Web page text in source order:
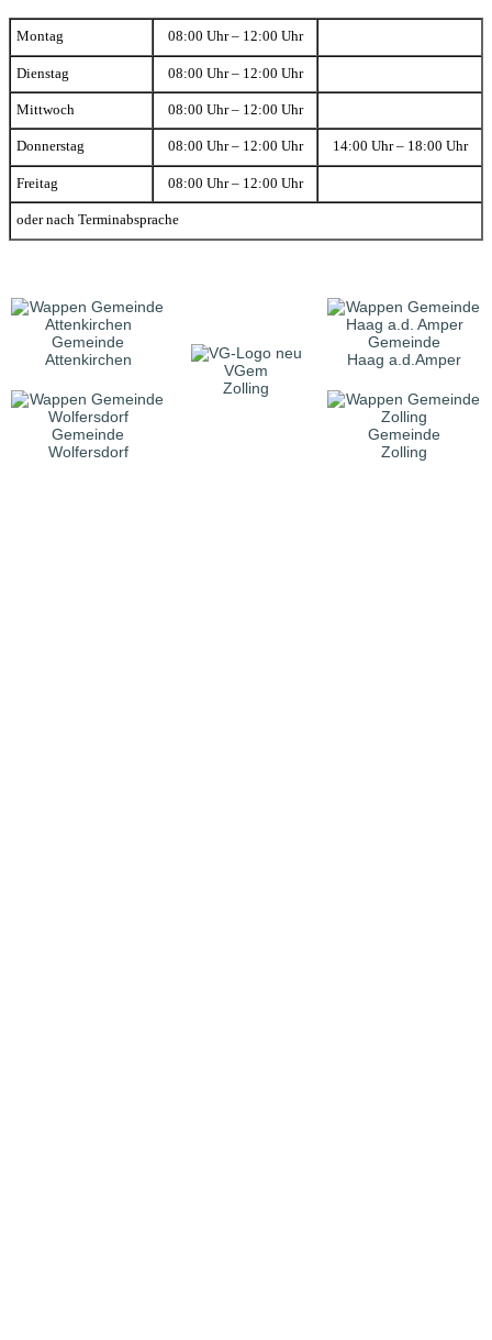
Montag 08:00 Uhr – 12:00 Uhr
Dienstag 08:00 Uhr – 12:00 Uhr
Mittwoch 08:00 Uhr – 12:00 Uhr
Donnerstag 08:00 Uhr – 12:00 Uhr 14:00 Uhr – 18:00 Uhr
Freitag 08:00 Uhr – 12:00 Uhr
oder nach Terminabsprache
Gemeinde
Attenkirchen
VGem
Zolling
Gemeinde
Haag a.d.Amper
Gemeinde
Wolfersdorf
Gemeinde
Zolling